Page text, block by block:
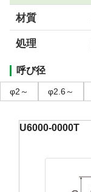
材質
処理
呼び径
φ2～ φ2.6～
U6000-0000T